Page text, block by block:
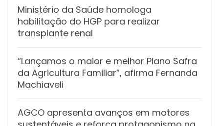
Ministério da Saúde homologa
habilitação do HGP para realizar
transplante renal
“Lançamos o maior e melhor Plano Safra
da Agricultura Familiar”, afirma Fernanda
Machiaveli
AGCO apresenta avanços em motores